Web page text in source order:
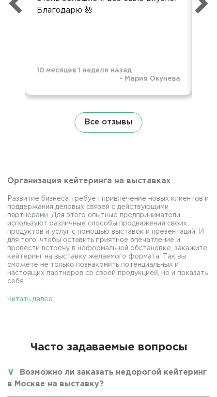
Благодарю 🌺
10 месяцев 1 неделя назад
- Мария Окунева
Все отзывы
Организация кейтеринга на выставках
Развитие бизнеса требует привлечение новых клиентов и
поддержания деловых связей с действующими
партнерами. Для этого опытные предприниматели
используют различные способы продвижения своих
продуктов и услуг с помощью выставок и презентаций. И
для того, чтобы оставить приятное впечатление и
провести встречу в неформальной обстановке, закажите
кейтеринг на выставку желаемого формата. Так вы
сможете не только познакомить потенциальных и
настоящих партнеров со своей продукцией, но и показать
себя...
Читать далее
Часто задаваемые вопросы
Возможно ли заказать недорогой кейтеринг
в Москве на выставку?